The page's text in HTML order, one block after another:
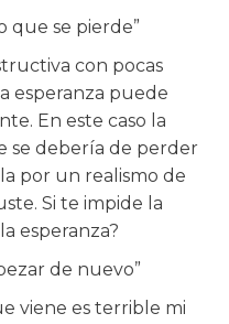
que se pierde”
con pocas
esperanza puede
En este caso la
se debería de perder
por un realismo de
Si te impide la
esperanza?
de nuevo”
viene es terrible mi